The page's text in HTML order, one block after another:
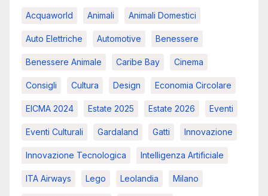
Acquaworld Animali Animali Domestici
Auto Elettriche Automotive Benessere
Benessere Animale Caribe Bay Cinema
Consigli Cultura Design Economia Circolare
EICMA 2024 Estate 2025 Estate 2026 Eventi
Eventi Culturali Gardaland Gatti Innovazione
Innovazione Tecnologica Intelligenza Artificiale
ITA Airways Lego Leolandia Milano